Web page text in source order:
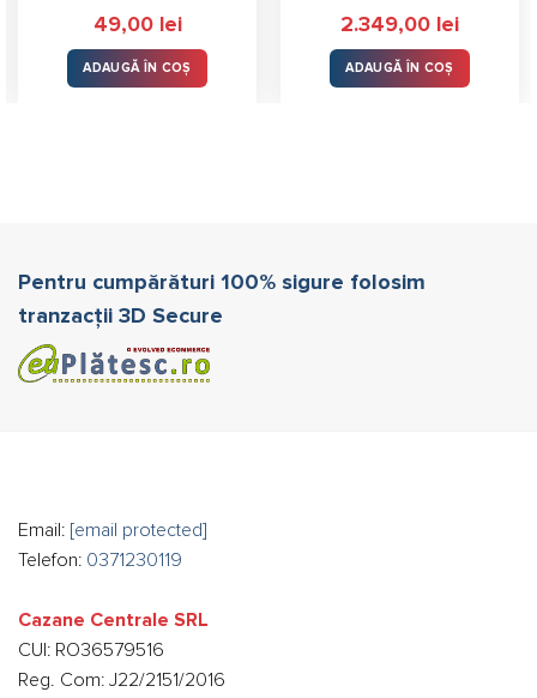
Evaluat la
stele
din 5
49,00 lei
ADAUGĂ ÎN COȘ
2.349,00 lei
ADAUGĂ ÎN COȘ
Pentru cumpărături 100% sigure folosim
tranzacții 3D Secure
Email: [email protected]
Telefon: 0371230119
Cazane Centrale SRL
CUI: RO36579516
Reg. Com: J22/2151/2016